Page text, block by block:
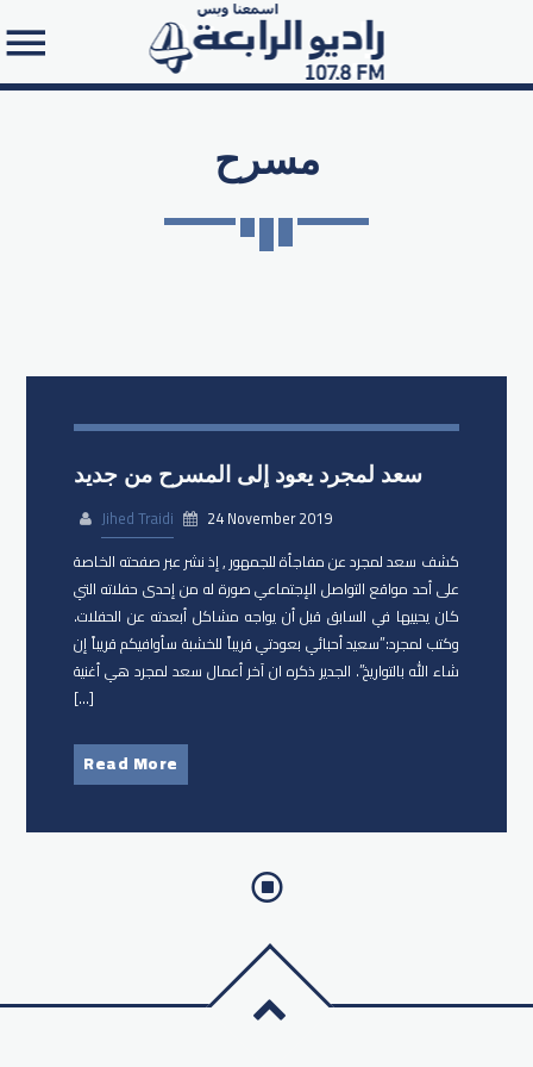
مسرح
سعد لمجرد يعود إلى المسرح من جديد
Jihed Traidi
24 November 2019
كشف سعد لمجرد عن مفاجأة للجمهور , إذ نشر عبر صفحته الخاصة
على أحد مواقع التواصل الإجتماعي صورة له من إحدى حفلاته التي
كان يحييها في السابق قبل أن يواجه مشاكل أبعدته عن الحفلات.
وكتب لمجرد:”سعيد أحبائي بعودتي قريباً للخشبة سأوافيكم قريباً إن
شاء الله بالتواريخ”. الجدير ذكره ان آخر أعمال سعد لمجرد هي أغنية
[…]
Read More